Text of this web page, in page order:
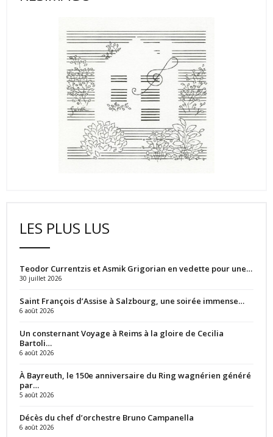
LES PLUS LUS
Teodor Currentzis et Asmik Grigorian en vedette pour une…
30 juillet 2026
Saint François d’Assise à Salzbourg, une soirée immense…
6 août 2026
Un consternant Voyage à Reims à la gloire de Cecilia
Bartoli…
6 août 2026
À Bayreuth, le 150e anniversaire du Ring wagnérien généré
par…
5 août 2026
Décès du chef d’orchestre Bruno Campanella
6 août 2026